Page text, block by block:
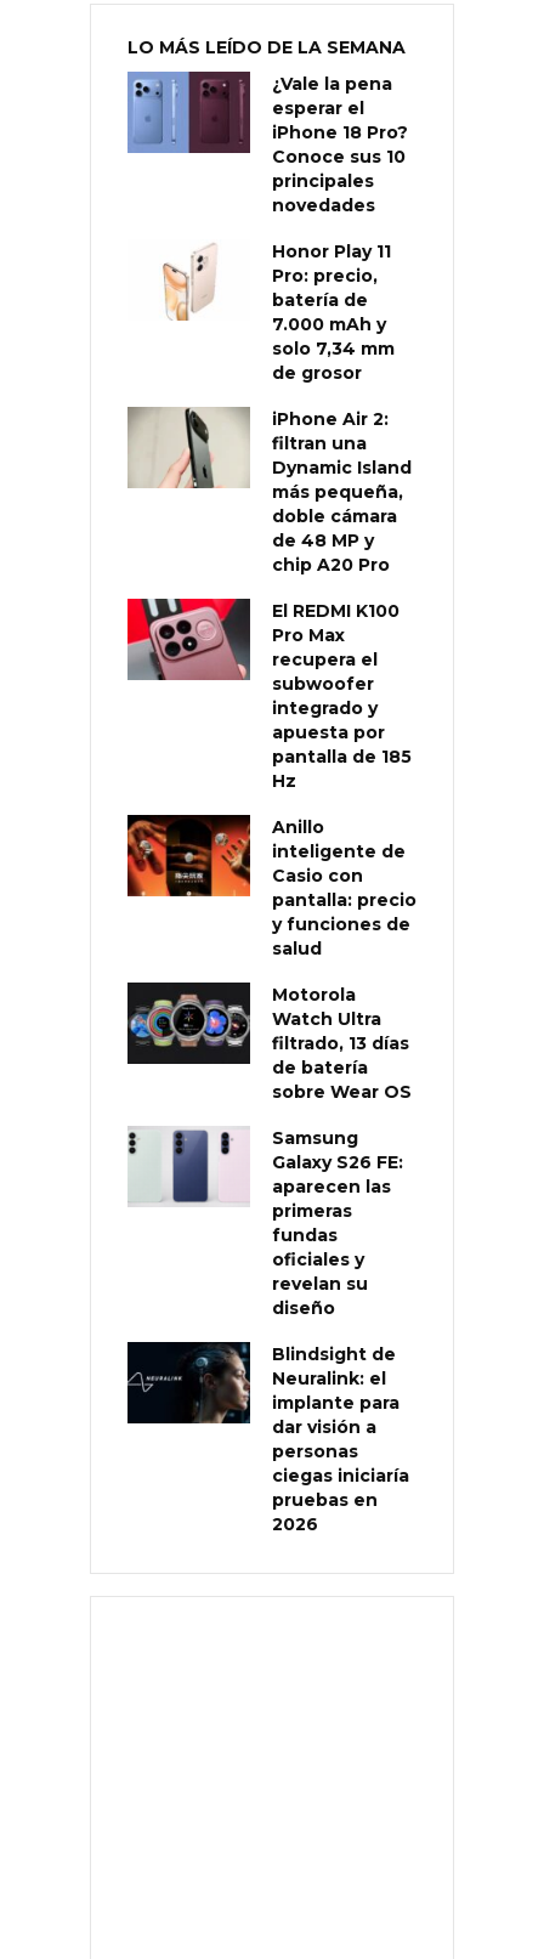
LO MÁS LEÍDO DE LA SEMANA
¿Vale la pena
esperar el
iPhone 18 Pro?
Conoce sus 10
principales
novedades
Honor Play 11
Pro: precio,
batería de
7.000 mAh y
solo 7,34 mm
de grosor
iPhone Air 2:
filtran una
Dynamic Island
más pequeña,
doble cámara
de 48 MP y
chip A20 Pro
El REDMI K100
Pro Max
recupera el
subwoofer
integrado y
apuesta por
pantalla de 185
Hz
Anillo
inteligente de
Casio con
pantalla: precio
y funciones de
salud
Motorola
Watch Ultra
filtrado, 13 días
de batería
sobre Wear OS
Samsung
Galaxy S26 FE:
aparecen las
primeras
fundas
oficiales y
revelan su
diseño
Blindsight de
Neuralink: el
implante para
dar visión a
personas
ciegas iniciaría
pruebas en
2026